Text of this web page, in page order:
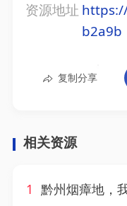
资源地址
b2a9b
复制分享
相关资源
1 黔州烟瘴地，我靠国货当